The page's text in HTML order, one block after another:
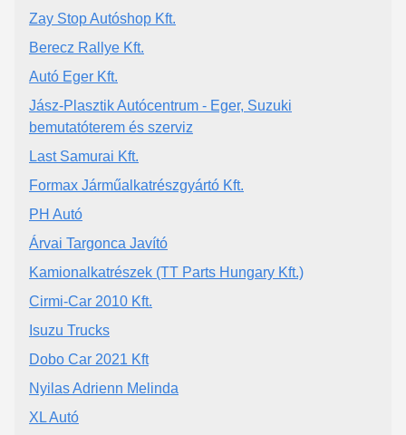
Zay Stop Autóshop Kft.
Berecz Rallye Kft.
Autó Eger Kft.
Jász-Plasztik Autócentrum - Eger, Suzuki
bemutatóterem és szerviz
Last Samurai Kft.
Formax Járműalkatrészgyártó Kft.
PH Autó
Árvai Targonca Javító
Kamionalkatrészek (TT Parts Hungary Kft.)
Cirmi-Car 2010 Kft.
Isuzu Trucks
Dobo Car 2021 Kft
Nyilas Adrienn Melinda
XL Autó